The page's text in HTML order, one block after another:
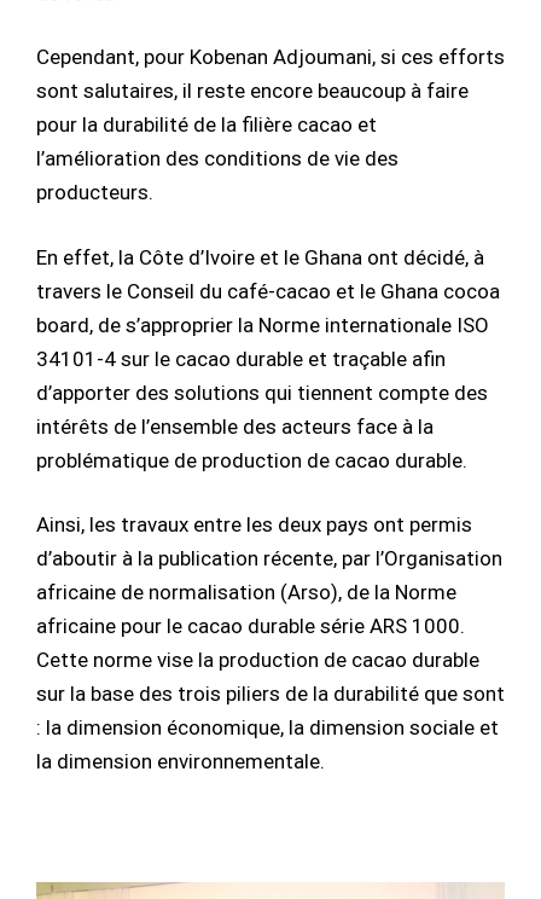
Cependant, pour Kobenan Adjoumani, si ces efforts
sont salutaires, il reste encore beaucoup à faire
pour la durabilité de la filière cacao et
l’amélioration des conditions de vie des
producteurs.
En effet, la Côte d’Ivoire et le Ghana ont décidé, à
travers le Conseil du café-cacao et le Ghana cocoa
board, de s’approprier la Norme internationale ISO
34101-4 sur le cacao durable et traçable afin
d’apporter des solutions qui tiennent compte des
intérêts de l’ensemble des acteurs face à la
problématique de production de cacao durable.
Ainsi, les travaux entre les deux pays ont permis
d’aboutir à la publication récente, par l’Organisation
africaine de normalisation (Arso), de la Norme
africaine pour le cacao durable série ARS 1000.
Cette norme vise la production de cacao durable
sur la base des trois piliers de la durabilité que sont
: la dimension économique, la dimension sociale et
la dimension environnementale.